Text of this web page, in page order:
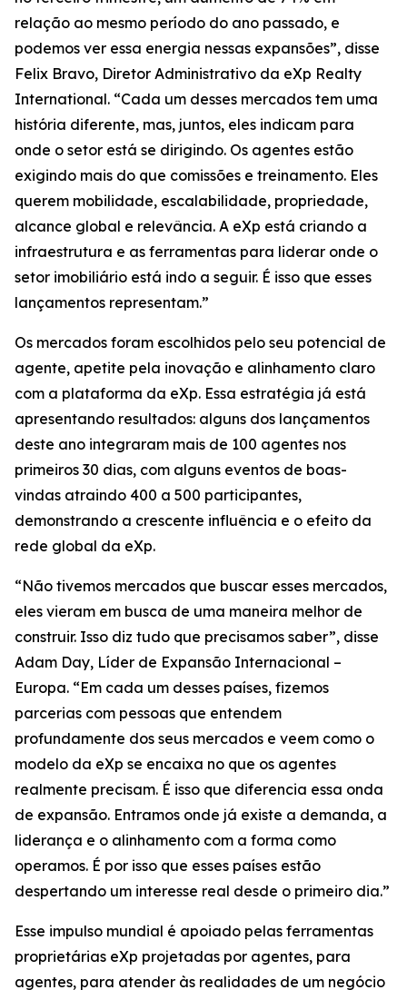
relação ao mesmo período do ano passado, e
podemos ver essa energia nessas expansões”, disse
Felix Bravo, Diretor Administrativo da eXp Realty
International. “Cada um desses mercados tem uma
história diferente, mas, juntos, eles indicam para
onde o setor está se dirigindo. Os agentes estão
exigindo mais do que comissões e treinamento. Eles
querem mobilidade, escalabilidade, propriedade,
alcance global e relevância. A eXp está criando a
infraestrutura e as ferramentas para liderar onde o
setor imobiliário está indo a seguir. É isso que esses
lançamentos representam.”
Os mercados foram escolhidos pelo seu potencial de
agente, apetite pela inovação e alinhamento claro
com a plataforma da eXp. Essa estratégia já está
apresentando resultados: alguns dos lançamentos
deste ano integraram mais de 100 agentes nos
primeiros 30 dias, com alguns eventos de boas-
vindas atraindo 400 a 500 participantes,
demonstrando a crescente influência e o efeito da
rede global da eXp.
“Não tivemos mercados que buscar esses mercados,
eles vieram em busca de uma maneira melhor de
construir. Isso diz tudo que precisamos saber”, disse
Adam Day, Líder de Expansão Internacional –
Europa. “Em cada um desses países, fizemos
parcerias com pessoas que entendem
profundamente dos seus mercados e veem como o
modelo da eXp se encaixa no que os agentes
realmente precisam. É isso que diferencia essa onda
de expansão. Entramos onde já existe a demanda, a
liderança e o alinhamento com a forma como
operamos. É por isso que esses países estão
despertando um interesse real desde o primeiro dia.”
Esse impulso mundial é apoiado pelas ferramentas
proprietárias eXp projetadas por agentes, para
agentes, para atender às realidades de um negócio